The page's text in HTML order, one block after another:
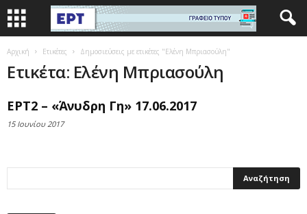
Αρχική Ετικέτες Δημοσιεύσεις με ετικέτες "Ελένη Μπριασούλη"
Ετικέτα: Ελένη Μπριασούλη
ΕΡΤ2 – «Άνυδρη Γη» 17.06.2017
15 Ιουνίου 2017